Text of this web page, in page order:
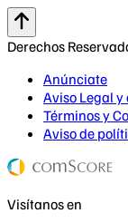
Derechos
Anúnciate
Aviso Legal
Términos y
Aviso de
Visítanos en